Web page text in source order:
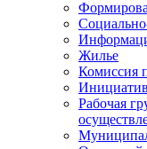
Жилье
Комиссия
Рабочая